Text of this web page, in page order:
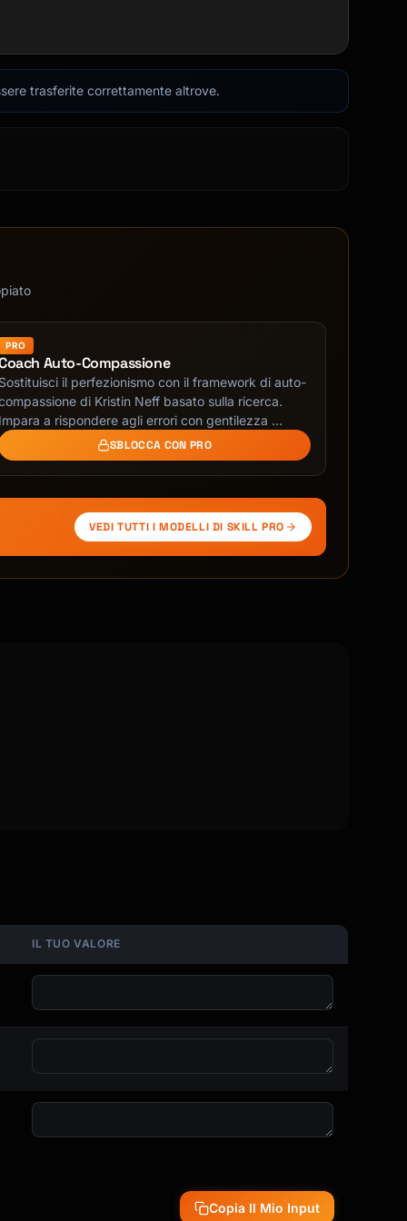
trasferite correttamente altrove.
PRO
Auto-Compassione
Sostituisci il perfezionismo con il framework di auto-
di Kristin Neff basato sulla ricerca.
Impara a rispondere agli errori con gentilezza …
SBLOCCA CON PRO
VEDI TUTTI I MODELLI DI SKILL PRO
IL TUO VALORE
Copia Il Mio Input